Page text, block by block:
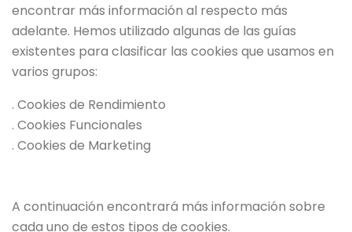
encontrar más información al respecto más
adelante. Hemos utilizado algunas de las guías
existentes para clasificar las cookies que usamos en
varios grupos:
. Cookies de Rendimiento
. Cookies Funcionales
. Cookies de Marketing
A continuación encontrará más información sobre
cada uno de estos tipos de cookies.